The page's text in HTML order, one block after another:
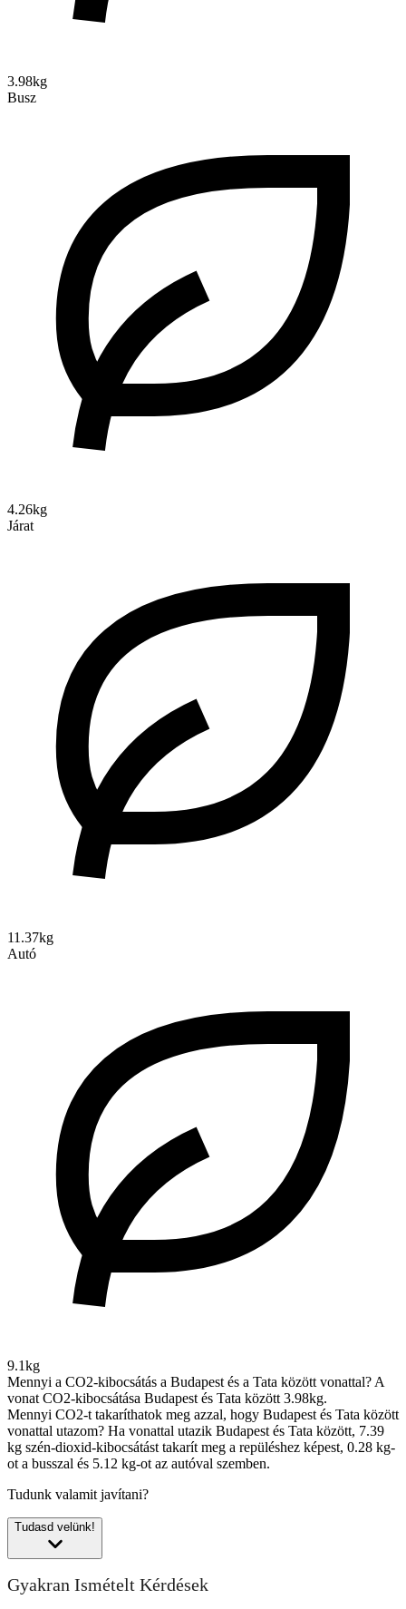
3.98kg
Busz
4.26kg
Járat
11.37kg
Autó
9.1kg
Mennyi a CO2-kibocsátás a Budapest és a Tata között vonattal? A
vonat CO2-kibocsátása Budapest és Tata között 3.98kg.
Mennyi CO2-t takaríthatok meg azzal, hogy Budapest és Tata között
vonattal utazom? Ha vonattal utazik Budapest és Tata között, 7.39
kg szén-dioxid-kibocsátást takarít meg a repüléshez képest, 0.28 kg-
ot a busszal és 5.12 kg-ot az autóval szemben.
Tudunk valamit javítani?
Tudasd velünk!
Gyakran Ismételt Kérdések